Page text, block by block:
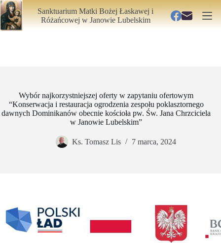
Przejdź
do
treści
Sanktuarium Matki Bożej Łaskawej i
Różańcowejw Janowie Lubelskim
Wybór najkorzystniejszej oferty w zapytaniu ofertowym
“Konserwacja i restauracja ogrodzenia zespołu poklasztornego
dawnych Dominikanów obecnie kościoła pw. Św. Jana Chrzciciela
w Janowie Lubelskim”
Ks. Tomasz Lis 7 marca, 2024